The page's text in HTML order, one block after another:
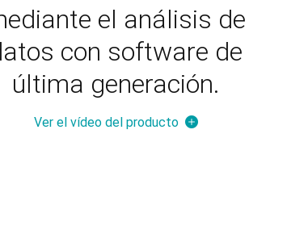
el análisis de
con software de
última generación.
Ver el vídeo del producto